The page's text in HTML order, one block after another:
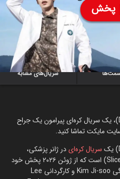
پخش
۱۸+
سریال‌های مشابه
دکتر جزیره (Doctor on the Edge)، یک سریال کره‌ای پیرامون یک جراح
مایکت تماشا کنید.
سریال کره‌ایدر ژانر پزشکی،
عاشقانه، کمدی و زندگی (Slice of Life) است که از ژوئن ۲۰۲۶ پخش خود
را آغاز کرد. این مجموعه به نویسندگی Kim Ji-soo و کارگردانی Lee